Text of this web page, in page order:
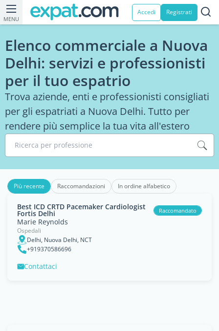
MENU
Accedi Registrati
Elenco commerciale a Nuova
Delhi: servizi e professionisti
per il tuo espatrio
Trova aziende, enti e professionisti consigliati
per gli espatriati a Nuova Delhi. Tutto per
rendere più semplice la tua vita all'estero
Ricerca per professione
Più recente Raccomandazioni In ordine alfabetico
Best ICD CRTD Pacemaker Cardiologist
Fortis Delhi Raccomandato
Marie Reynolds
Ospedali
Delhi, Nuova Delhi, NCT
+919370586696
Contattaci